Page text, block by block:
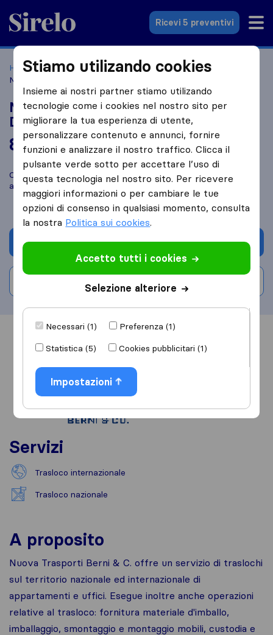
Sirelo.it
Ricevi 5 preventivi
Home Le 10 migliori aziende di traslochi in Italia
Nuova Trasporti Berni & C. Traslochi e Depositi
Nuova Trasporti Berni & C. Traslochi e
Depositi
8,8 basato su 8
recensioni di Sirelo e Google
i
Confronta Nuova Trasporti Berni & C. Traslochi e Depositi con
altreaziende di traslochidiLivorno
Chiedi preventivo
Scrivi una recensione
Informazioni
Servizi
Trasloco internazionale
Trasloco nazionale
A proposito
Nuova Trasporti Berni & C. offre un servizio di traslochi
sul territorio nazionale ed internazionale di
appartamenti e uffici. Esegue inoltre anche operazioni
relative al trasloco: fornitura materiale d'imballo,
imballaggio, smontaggio e montaggio mobili, custodia e
Stiamo utilizando cookies
Insieme ai nostri partner stiamo utilizando
tecnologie come i cookies nel nostro sito per
migliorare la tua esperienza di utente,
personalizzare contenuto e annunci, fornire
funzioni e analizzare il nostro traffico. Clicca il
pulsante verde sotto per accettare l’uso di
questa tecnologia nel nostro sito. Per ricevere
maggiori informazioni o per cambiare le tue
opzioni di consenso in qualsiasi momento, consulta
la nostra Politica sui cookies.
Accetto tutti i cookies
Selezione alteriore
Necessari (1)
Preferenza (1)
Statistica (5)
Cookies pubblicitari (1)
Impostazioni